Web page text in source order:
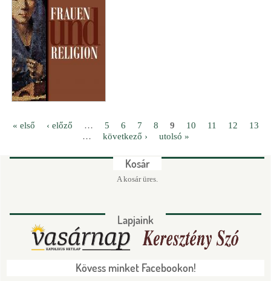
« első ‹ előző … 5 6 7 8 9 10 11 12
13
…
következő › utolsó »
Kosár
A kosár üres.
Lapjaink
Kövess minket Facebookon!